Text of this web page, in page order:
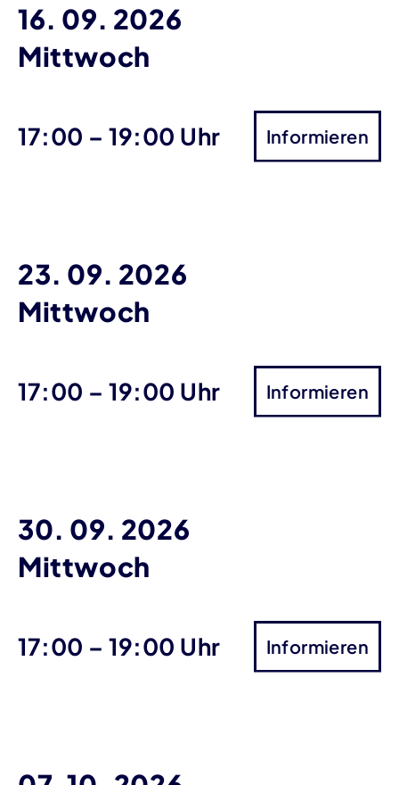
16. 09. 2026
Mittwoch
17:00 – bis
19:00 Uhr Informieren
23. 09. 2026
Mittwoch
17:00 – bis
19:00 Uhr Informieren
30. 09. 2026
Mittwoch
17:00 – bis
19:00 Uhr Informieren